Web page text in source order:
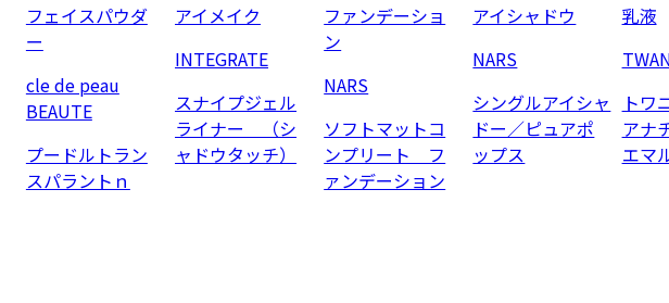
フェイスパウダ
ー
cle de peau
BEAUTE
プードルトラン
スパラントｎ
アイメイク
INTEGRATE
スナイプジェル
ライナー （シ
ャドウタッチ）
ファンデーショ
ン
NARS
ソフトマットコ
ンプリート フ
ァンデーション
アイシャドウ
NARS
シングルアイシャ
ドー／ピュアポ
ップス
乳液
ト
アナ
エマ